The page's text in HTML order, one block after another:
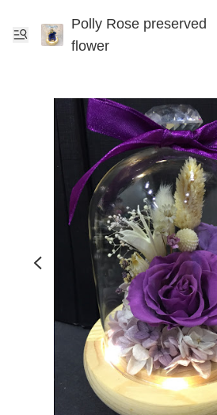
Polly Rose preserved
flower